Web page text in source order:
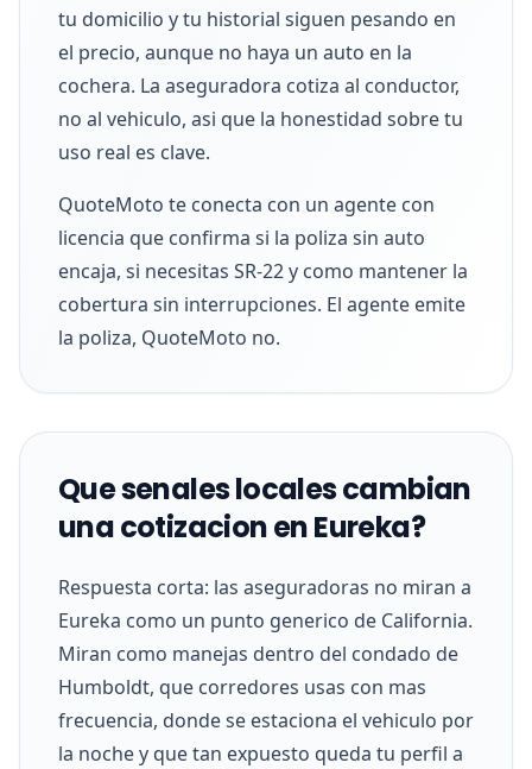
tu domicilio y tu historial siguen pesando en
el precio, aunque no haya un auto en la
cochera. La aseguradora cotiza al conductor,
no al vehiculo, asi que la honestidad sobre tu
uso real es clave.
QuoteMoto te conecta con un agente con
licencia que confirma si la poliza sin auto
encaja, si necesitas SR-22 y como mantener la
cobertura sin interrupciones. El agente emite
la poliza, QuoteMoto no.
Que senales locales cambian
una cotizacion en Eureka?
Respuesta corta: las aseguradoras no miran a
Eureka como un punto generico de California.
Miran como manejas dentro del condado de
Humboldt, que corredores usas con mas
frecuencia, donde se estaciona el vehiculo por
la noche y que tan expuesto queda tu perfil a